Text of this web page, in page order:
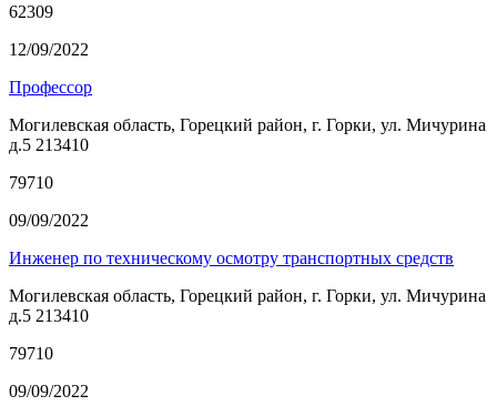
62309
12/09/2022
Профессор
Могилевская область, Горецкий район, г. Горки, ул. Мичурина
д.5 213410
79710
09/09/2022
Инженер по техническому осмотру транспортных средств
Могилевская область, Горецкий район, г. Горки, ул. Мичурина
д.5 213410
79710
09/09/2022